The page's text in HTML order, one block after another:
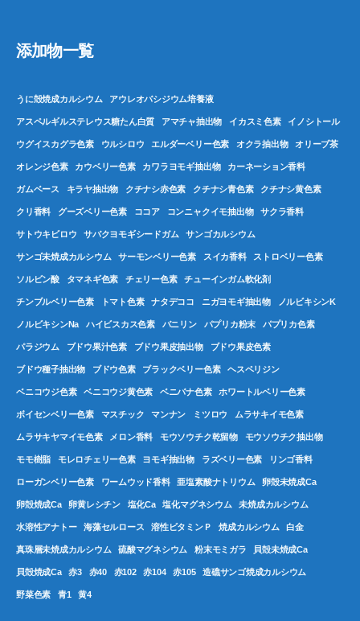
添加物一覧
うに殻焼成カルシウム アウレオバシジウム培養液
アスペルギルステレウス糖たん白質 アマチャ抽出物 イカスミ色素 イノシトール
ウグイスカグラ色素 ウルシロウ エルダーベリー色素 オクラ抽出物 オリーブ茶
オレンジ色素 カウベリー色素 カワラヨモギ抽出物 カーネーション香料
ガムベース キラヤ抽出物 クチナシ赤色素 クチナシ青色素 クチナシ黄色素
クリ香料 グーズベリー色素 ココア コンニャクイモ抽出物 サクラ香料
サトウキビロウ サバクヨモギシードガム サンゴカルシウム
サンゴ未焼成カルシウム サーモンベリー色素 スイカ香料 ストロベリー色素
ソルビン酸 タマネギ色素 チェリー色素 チューインガム軟化剤
チンブルベリー色素 トマト色素 ナタデココ ニガヨモギ抽出物 ノルビキシンK
ノルビキシンNa ハイビスカス色素 バニリン パプリカ粉末 パプリカ色素
パラジウム ブドウ果汁色素 ブドウ果皮抽出物 ブドウ果皮色素
ブドウ種子抽出物 ブドウ色素 ブラックベリー色素 ヘスペリジン
ベニコウジ色素 ベニコウジ黄色素 ベニバナ色素 ホワートルベリー色素
ボイセンベリー色素 マスチック マンナン ミツロウ ムラサキイモ色素
ムラサキヤマイモ色素 メロン香料 モウソウチク乾留物 モウソウチク抽出物
モモ樹脂 モレロチェリー色素 ヨモギ抽出物 ラズベリー色素 リンゴ香料
ローガンベリー色素 ワームウッド香料 亜塩素酸ナトリウム 卵殻未焼成Ca
卵殻焼成Ca 卵黄レシチン 塩化Ca 塩化マグネシウム 未焼成カルシウム
水溶性アナトー 海藻セルロース 溶性ビタミンＰ 焼成カルシウム 白金
真珠層未焼成カルシウム 硫酸マグネシウム 粉末モミガラ 貝殻未焼成Ca
貝殻焼成Ca 赤3 赤40 赤102 赤104 赤105 造礁サンゴ焼成カルシウム
野菜色素 青1 黄4